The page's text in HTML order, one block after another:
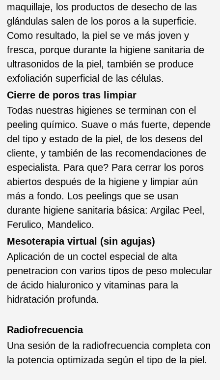
El producto de finalizado final
Crema hidratante o calmante, o según
las indicaciones, o el serum y la
protección solar con o sin color.
Este tipo de higiene se recomienda para las
pieles normales a mixtas sin comedones
caso se realiza higiene sanitaria profunda con
el peeling químico).
PRECIO:
ROSTRO
COMPLETO 69€
ROSTRO + CUELLO +
ESCOTE 89€
Duracion 1 hora aproximadamente